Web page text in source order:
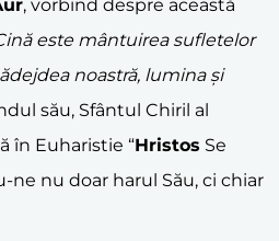
, vorbind despre această
este mântuirea sufletelor
noastră, lumina și
său, Sfântul Chiril al
în Euharistie “Hristos Se
ne nu doar harul Său, ci chiar